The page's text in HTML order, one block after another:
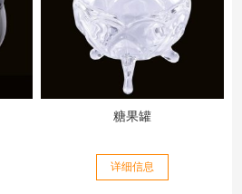
糖果罐
详细信息